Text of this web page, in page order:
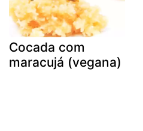
Cocada com
maracujá (vegana)